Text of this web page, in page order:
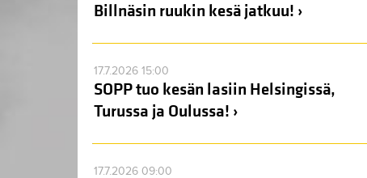
Billnäsin ruukin kesä jatkuu! ›
17.7.2026 15:00
SOPP tuo kesän lasiin Helsingissä,
Turussa ja Oulussa! ›
17.7.2026 09:00